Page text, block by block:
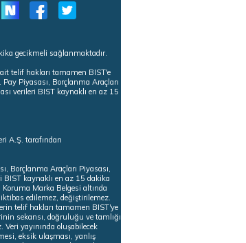
gecikmeli sağlanmaktadır.
telif hakları tamamen BIST'e
Piyasası, Borçlanma Araçları
verileri BIST kaynaklı en az 15
A.Ş. tarafından
Borçlanma Araçları Piyasası,
BIST kaynaklı en az 15 dakika
Marka Belgesi altında
edilemez, değiştirilemez.
telif hakları tamamen BIST'ye
sekansı, doğruluğu ve tamlığı
yayınında oluşabilecek
eksik ulaşması, yanlış